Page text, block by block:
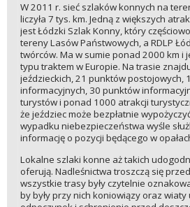
W 2011 r. sieć szlaków konnych na
liczyła 7 tys. km. Jedną z większych
jest Łódzki Szlak Konny, który
tereny Lasów Państwowych, a RDLP
twórców. Ma w sumie ponad 2000 km i
typu traktem w Europie. Na trasie
jeździeckich, 21 punktów postojowych,
informacyjnych, 30 punktów
turystów i ponad 1000 atrakcji
że jeździec może bezpłatnie
wypadku niebezpieczeństwa wyśle
informację o pozycji będącego w
Lokalne szlaki konne aż takich
oferują. Nadleśnictwa troszczą się
wszystkie trasy były czytelnie
by były przy nich koniowiązy oraz wiaty